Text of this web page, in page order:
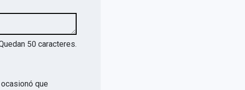
50 caracteres.
que